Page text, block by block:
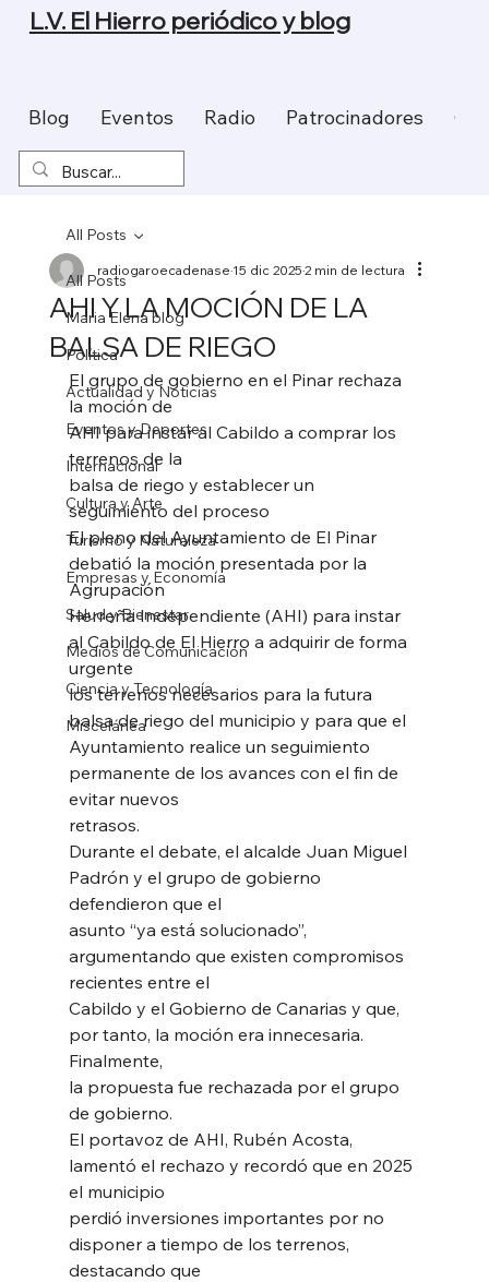
Blog Eventos Radio Patrocinadores
L.V. El Hierro periódico y blog
All Posts
Maria Elena blog
Política
Actualidad y Noticias
Eventos y Deportes
Internacional
Cultura y Arte
Turismo y Naturaleza
Empresas y Economía
Salud y Bienestar
Medios de Comunicación
Ciencia y Tecnología
Miscelánea
All Posts
AHI Y LA MOCIÓN DE LA
BALSA DE RIEGO
radiogaroecadenase15 dic 20252 min de lectura
El grupo de gobierno en el Pinar rechaza
la moción de
AHI para instar al Cabildo a comprar los
terrenos de la
balsa de riego y establecer un
seguimiento del proceso
El pleno del Ayuntamiento de El Pinar
debatió la moción presentada por la
Agrupación
Herreña Independiente (AHI) para instar
al Cabildo de El Hierro a adquirir de forma
urgente
los terrenos necesarios para la futura
balsa de riego del municipio y para que el
Ayuntamiento realice un seguimiento
permanente de los avances con el fin de
evitar nuevos
retrasos.
Durante el debate, el alcalde Juan Miguel
Padrón y el grupo de gobierno
defendieron que el
asunto “ya está solucionado”,
argumentando que existen compromisos
recientes entre el
Cabildo y el Gobierno de Canarias y que,
por tanto, la moción era innecesaria.
Finalmente,
la propuesta fue rechazada por el grupo
de gobierno.
El portavoz de AHI, Rubén Acosta,
lamentó el rechazo y recordó que en 2025
el municipio
perdió inversiones importantes por no
disponer a tiempo de los terrenos,
destacando que